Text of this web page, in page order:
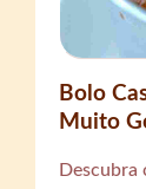
Bolo
Muito
Descubra